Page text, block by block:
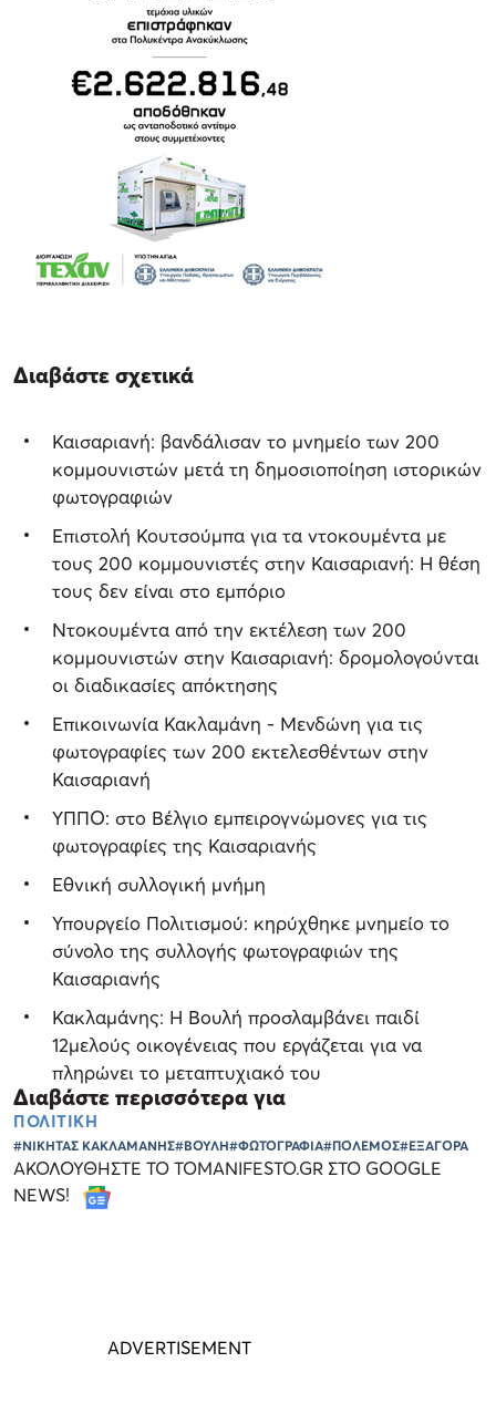
Διαβάστε σχετικά
Καισαριανή: βανδάλισαν το μνημείο των 200
κομμουνιστών μετά τη δημοσιοποίηση ιστορικών
φωτογραφιών
Επιστολή Κουτσούμπα για τα ντοκουμέντα με
τους 200 κομμουνιστές στην Καισαριανή: Η θέση
τους δεν είναι στο εμπόριο
Ντοκουμέντα από την εκτέλεση των 200
κομμουνιστών στην Καισαριανή: δρομολογούνται
οι διαδικασίες απόκτησης
Επικοινωνία Κακλαμάνη - Μενδώνη για τις
φωτογραφίες των 200 εκτελεσθέντων στην
Καισαριανή
ΥΠΠΟ: στο Βέλγιο εμπειρογνώμονες για τις
φωτογραφίες της Καισαριανής
Εθνική συλλογική μνήμη
Υπουργείο Πολιτισμού: κηρύχθηκε μνημείο το
σύνολο της συλλογής φωτογραφιών της
Καισαριανής
Κακλαμάνης: Η Βουλή προσλαμβάνει παιδί
12μελούς οικογένειας που εργάζεται για να
πληρώνει το μεταπτυχιακό του
Διαβάστε περισσότερα για
ΠΟΛΙΤΙΚΗ
#ΝΙΚΗΤΑΣ ΚΑΚΛΑΜΑΝΗΣ#ΒΟΥΛΗ#ΦΩΤΟΓΡΑΦΙΑ#ΠΟΛΕΜΟΣ#ΕΞΑΓΟΡΑ
ΑΚΟΛΟΥΘΗΣΤΕ ΤΟ TOMANIFESTO.GR ΣΤΟ GOOGLE
NEWS!